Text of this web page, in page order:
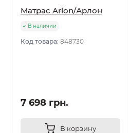
Матрас Arlon/Арлон
В наличии
Код товара: 848730
7 698 грн.
В корзину